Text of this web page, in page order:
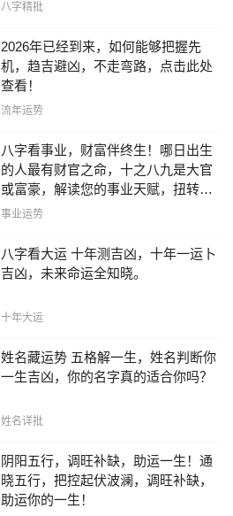
八字精批
2026年已经到来，如何能够把握先
机，趋吉避凶，不走弯路，点击此处
查看！
流年运势
八字看事业，财富伴终生！哪日出生
的人最有财官之命，十之八九是大官
或富豪，解读您的事业天赋，扭转当
下不利困局！！
事业运势
八字看大运 十年测吉凶，十年一运卜
吉凶，未来命运全知晓。
十年大运
姓名藏运势 五格解一生，姓名判断你
一生吉凶，你的名字真的适合你吗？
姓名详批
阴阳五行，调旺补缺，助运一生！通
晓五行，把控起伏波澜，调旺补缺，
助运你的一生！